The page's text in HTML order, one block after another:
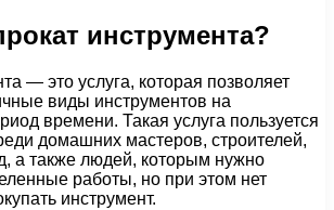
инструмента?
— это услуга, которая позволяет
виды инструментов на
времени. Такая услуга пользуется
домашних мастеров, строителей,
а также людей, которым нужно
работы, но при этом нет
инструмент.